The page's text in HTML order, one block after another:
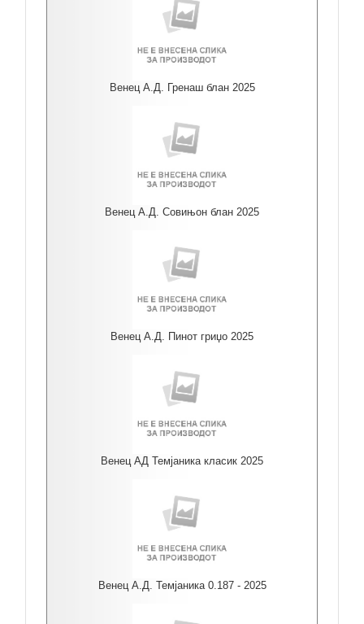
Венец А.Д. Гренаш блан 2025
Венец А.Д. Совињон блан 2025
Венец А.Д. Пинот гриџо 2025
Венец АД Темјаника класик 2025
Венец А.Д. Темјаника 0.187 - 2025